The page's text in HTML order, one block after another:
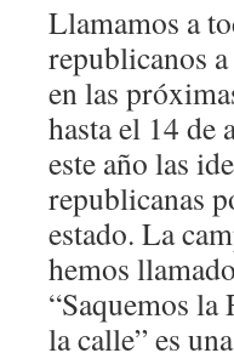
Llamamos a
republicanos
en las
hasta el 14 de
este año las
republicanas
estado. La
hemos llamado
“Saquemos la
la calle” es